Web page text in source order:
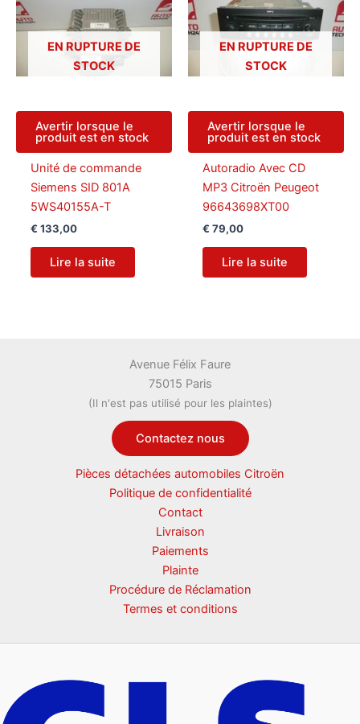
EN RUPTURE DE
STOCK
Avertir lorsque le
produit est en stock
Unité de commande
Siemens SID 801A
5WS40155A-T
€ 133,00
Lire la suite
EN RUPTURE DE
STOCK
Avertir lorsque le
produit est en stock
Autoradio Avec CD
MP3 Citroën Peugeot
96643698XT00
€ 79,00
Lire la suite
Avenue Félix Faure
75015 Paris
(Il n'est pas utilisé pour les plaintes)
Contactez nous
Pièces détachées automobiles Citroën
Politique de confidentialité
Contact
Livraison
Paiements
Plainte
Procédure de Réclamation
Termes et conditions